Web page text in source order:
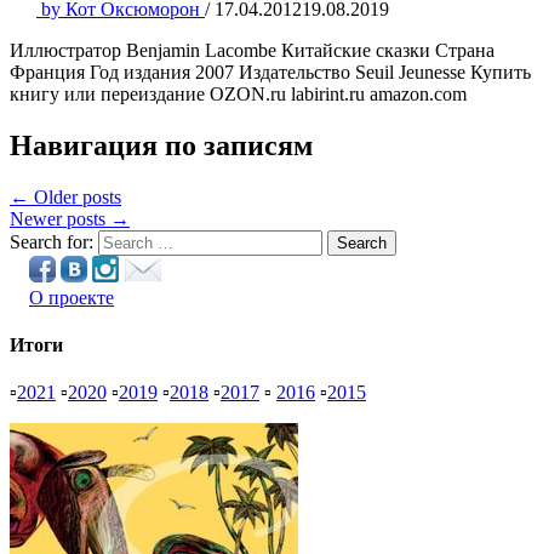
by Кот Оксюморон / 17.04.201219.08.2019
Иллюстратор Benjamin Lacombe Китайские сказки Страна
Франция Год издания 2007 Издательство Seuil Jeunesse Купить
книгу или переиздание OZON.ru labirint.ru amazon.com
Навигация по записям
← Older posts
Newer posts →
Search for:
Search
О проекте
Итоги
▫2021 ▫2020 ▫2019 ▫2018 ▫2017 ▫ 2016 ▫2015